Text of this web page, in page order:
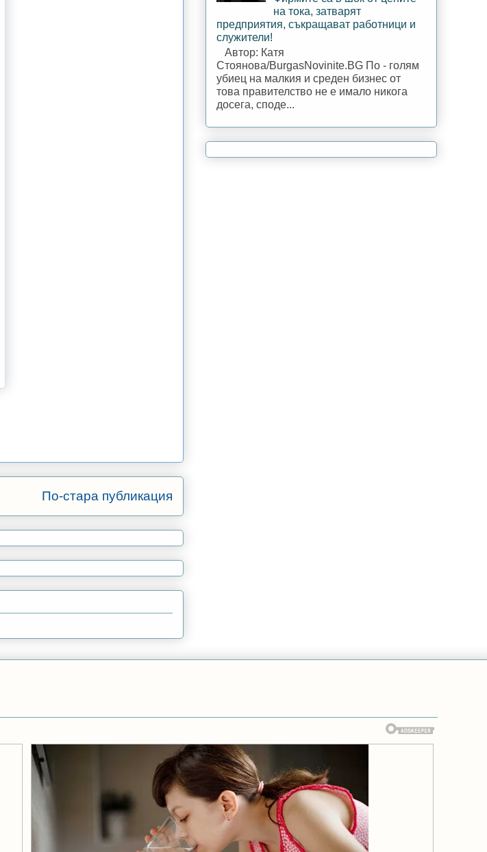
По-стара публикация
на тока, затварят
предприятия, съкращават работници и
служители!
Автор: Катя
Стоянова/BurgasNovinite.BG По - голям
убиец на малкия и среден бизнес от
това правителство не е имало никога
досега, споде...